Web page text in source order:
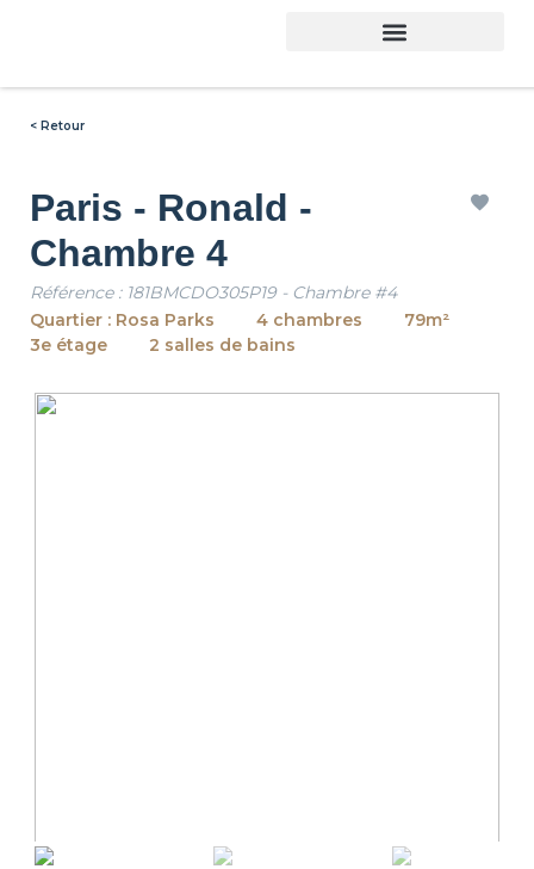
< Retour
Paris - Ronald -
Chambre 4
Référence : 181BMCDO305P19 - Chambre #4
Quartier : Rosa Parks
4 chambres
79m²
3e étage
2 salles de bains